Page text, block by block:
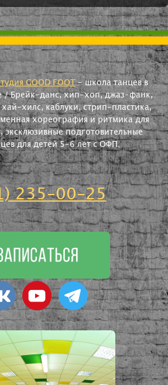
GOOD FOOT- школа танцев в
/ Брейк-данс, хип-хоп, джаз-фанк,
хилс, каблуки, стрип-пластика,
хореография и ритмика для
эксклюзивные подготовительные
для детей 5-6 лет с ОФП.
235-00-25